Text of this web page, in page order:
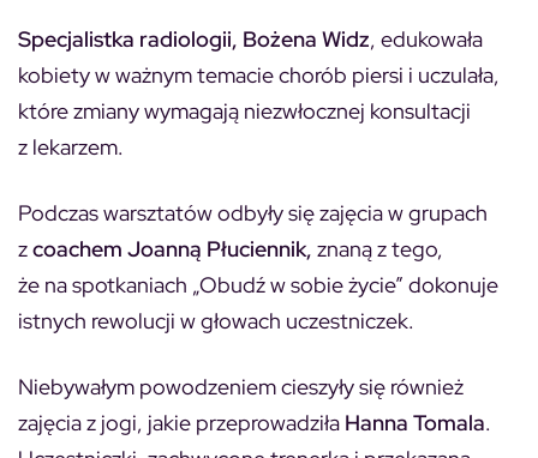
Specjalistka radiologii, Bożena Widz, edukowała
kobiety w ważnym temacie chorób piersi i uczulała,
które zmiany wymagają niezwłocznej konsultacji
z lekarzem.
Podczas warsztatów odbyły się zajęcia w grupach
zcoachem Joanną Płuciennik, znaną z tego,
że na spotkaniach „Obudź w sobie życie” dokonuje
istnych rewolucji w głowach uczestniczek.
Niebywałym powodzeniem cieszyły się również
zajęcia z jogi, jakie przeprowadziła Hanna Tomala.